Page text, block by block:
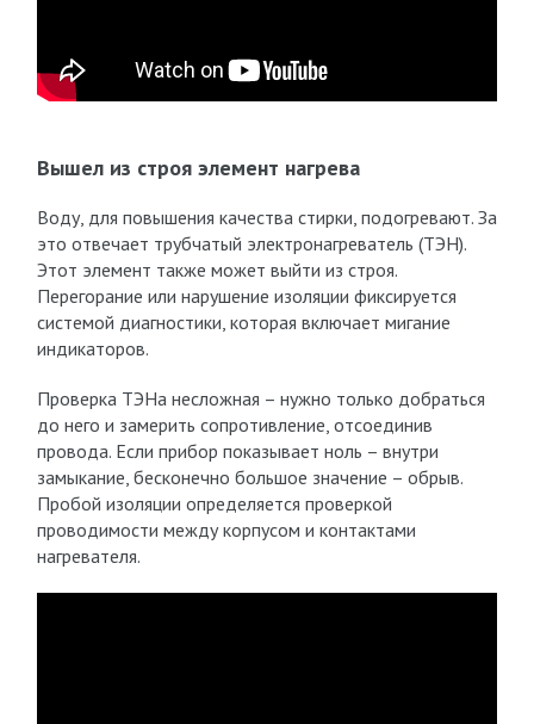
Вышел из строя элемент нагрева
Воду, для повышения качества стирки, подогревают. За
это отвечает трубчатый электронагреватель (ТЭН).
Этот элемент также может выйти из строя.
Перегорание или нарушение изоляции фиксируется
системой диагностики, которая включает мигание
индикаторов.
Проверка ТЭНа несложная – нужно только добраться
до него и замерить сопротивление, отсоединив
провода. Если прибор показывает ноль – внутри
замыкание, бесконечно большое значение – обрыв.
Пробой изоляции определяется проверкой
проводимости между корпусом и контактами
нагревателя.